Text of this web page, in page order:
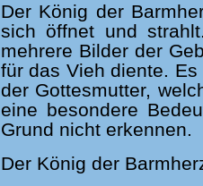
Der König der
sich öffnet und
mehrere Bilder der
für das Vieh diente.
der Gottesmutter,
eine besondere
Grund nicht erkennen.
Der König der